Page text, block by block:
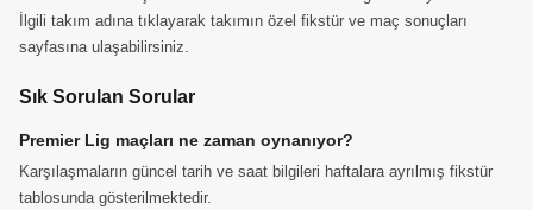
İlgili takım adına tıklayarak takımın özel fikstür ve maç sonuçları
sayfasına ulaşabilirsiniz.
Sık Sorulan Sorular
Premier Lig maçları ne zaman oynanıyor?
Karşılaşmaların güncel tarih ve saat bilgileri haftalara ayrılmış fikstür
tablosunda gösterilmektedir.